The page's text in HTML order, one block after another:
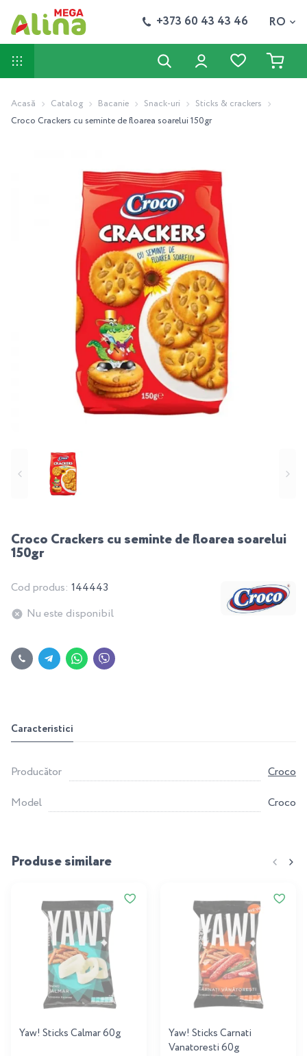
+373 60 43 43 46 RO
Acasă Catalog Bacanie Snack-uri
Sticks & crackers
Croco Crackers cu seminte de floarea soarelui 150gr
Croco Crackers cu seminte de floarea soarelui
150gr
Cod produs: 144443
Nu este disponibil
Caracteristici
Producător
Croco
Model
Croco
Produse similare
Yaw! Sticks Calmar 60g
Yaw! Sticks Carnati
Vanatoresti 60g